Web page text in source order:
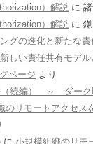
）解説 に
）解説 に
グの進化と新たな
しい責任共有モデ
ページ より
（続編） ～ ダーク
のリモートアクセス
に 小規模組織のリモ